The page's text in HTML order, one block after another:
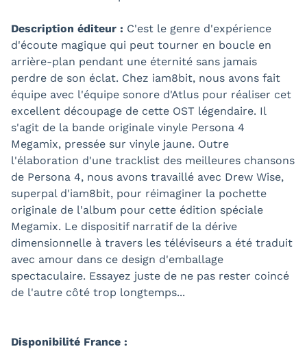
Description éditeur : C'est le genre d'expérience
d'écoute magique qui peut tourner en boucle en
arrière-plan pendant une éternité sans jamais
perdre de son éclat. Chez iam8bit, nous avons fait
équipe avec l'équipe sonore d'Atlus pour réaliser cet
excellent découpage de cette OST légendaire. Il
s'agit de la bande originale vinyle Persona 4
Megamix, pressée sur vinyle jaune. Outre
l'élaboration d'une tracklist des meilleures chansons
de Persona 4, nous avons travaillé avec Drew Wise,
superpal d'iam8bit, pour réimaginer la pochette
originale de l'album pour cette édition spéciale
Megamix. Le dispositif narratif de la dérive
dimensionnelle à travers les téléviseurs a été traduit
avec amour dans ce design d'emballage
spectaculaire. Essayez juste de ne pas rester coincé
de l'autre côté trop longtemps...
Disponibilité France :